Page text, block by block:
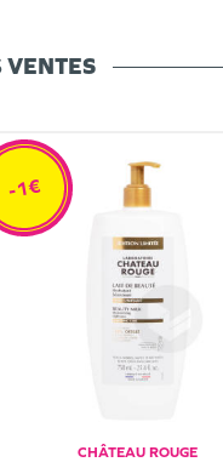
VENTES
CHÂTEAU ROUGE
-1€